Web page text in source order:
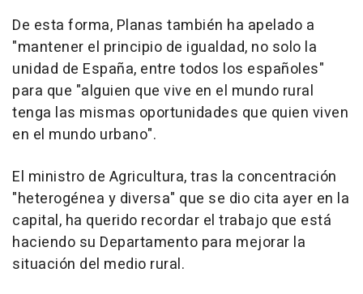
De esta forma, Planas también ha apelado a
"mantener el principio de igualdad, no solo la
unidad de España, entre todos los españoles"
para que "alguien que vive en el mundo rural
tenga las mismas oportunidades que quien viven
en el mundo urbano".
El ministro de Agricultura, tras la concentración
"heterogénea y diversa" que se dio cita ayer en la
capital, ha querido recordar el trabajo que está
haciendo su Departamento para mejorar la
situación del medio rural.